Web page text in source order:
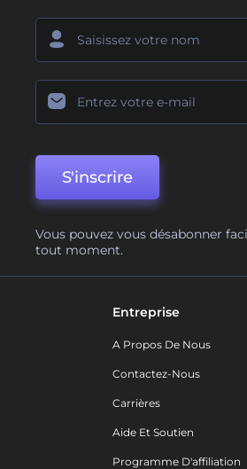
S'inscrire
Vous pouvez vous désabonner
tout moment.
Entreprise
A Propos De Nous
Contactez-Nous
Carrières
Aide Et Soutien
Programme D'affiliation